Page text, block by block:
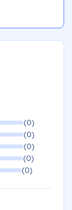
(0)
(0)
(0)
(0)
(0)